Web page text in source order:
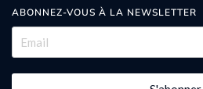
ABONNEZ-VOUS À LA NEWSLETTER